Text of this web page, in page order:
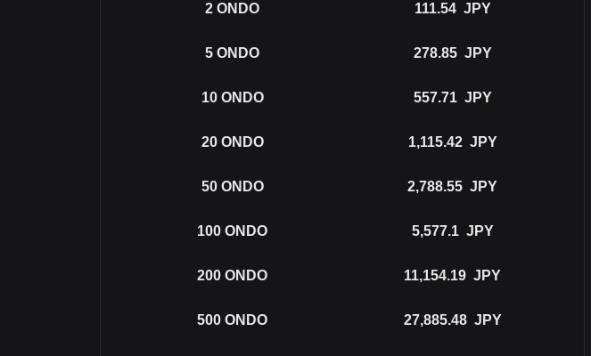
2 ONDO 111.54 JPY
5 ONDO 278.85 JPY
10 ONDO 557.71 JPY
20 ONDO 1,115.42 JPY
50 ONDO 2,788.55 JPY
100 ONDO 5,577.1 JPY
200 ONDO 11,154.19 JPY
500 ONDO 27,885.48 JPY